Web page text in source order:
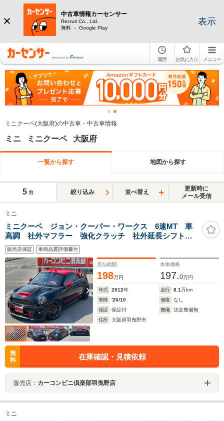
中古車情報カーセンサー
Recruit Co., Ltd.
無料 － Google Play
表示
履歴 お気に入り メニュー
ミニクーペ(大阪府)の中古車・中古車情報
ミニ ミニクーペ 大阪府
一覧から探す 地図から探す
5 台 絞り込み 並べ替え
更新時に
メール受信
ミニ
ミニクーペ ジョン・クーパー・ワークス 6速MT 車
高調 社外マフラー 強化クラッチ 社外延長シフトノ
ブ アドバンレーシングアルミホイール デフィ追加メ
ーター 社外LSD モモステ ウイング ルーフスポイ
ラー
販売店保証 車両品質評価書付
支払総額
198万円
本体価格
197.0万円
年式 2012年 走行 8.1万km
車検
'26/10 修復
なし
保証
保証付 整備
法定整備無
住所
大阪府羽曳野市
無
料
在庫確認・見積依頼
販売店： カーコンビニ倶楽部羽曳野店
ミニ